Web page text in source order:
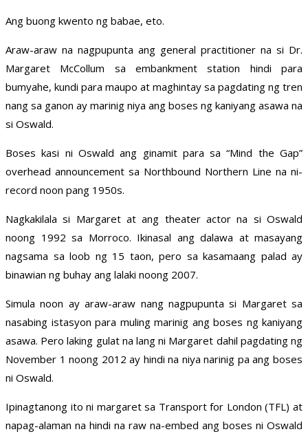
Ang buong kwento ng babae, eto.
Araw-araw na nagpupunta ang general practitioner na si Dr.
Margaret McCollum sa embankment station hindi para
bumyahe, kundi para maupo at maghintay sa pagdating ng tren
nang sa ganon ay marinig niya ang boses ng kaniyang asawa na
si Oswald.
Boses kasi ni Oswald ang ginamit para sa “Mind the Gap”
overhead announcement sa Northbound Northern Line na ni-
record noon pang 1950s.
Nagkakilala si Margaret at ang theater actor na si Oswald
noong 1992 sa Morroco. Ikinasal ang dalawa at masayang
nagsama sa loob ng 15 taon, pero sa kasamaang palad ay
binawian ng buhay ang lalaki noong 2007.
Simula noon ay araw-araw nang nagpupunta si Margaret sa
nasabing istasyon para muling marinig ang boses ng kaniyang
asawa. Pero laking gulat na lang ni Margaret dahil pagdating ng
November 1 noong 2012 ay hindi na niya narinig pa ang boses
ni Oswald.
Ipinagtanong ito ni margaret sa Transport for London (TFL) at
napag-alaman na hindi na raw na-embed ang boses ni Oswald